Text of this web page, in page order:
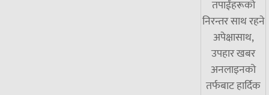
तपाईंहरूको
निरन्तर साथ रहने
अपेक्षासाथ,
उपहार खबर
अनलाइनको
तर्फबाट हार्दिक